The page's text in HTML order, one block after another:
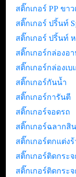
สติ๊กเกอร์ PP ขา
สติ๊กเกอร์ ปริ้นท์
สติ๊กเกอร์ ปริ้นท์
สติ๊กเกอร์กล่องอ
สติ๊กเกอร์กล่องเบ
สติ๊กเกอร์กันน้ำ
สติ๊กเกอร์การันตี
สติ๊กเกอร์จอดรถ
สติ๊กเกอร์ฉลากสิ
สติ๊กเกอร์ตกแต่ง
สติ๊กเกอร์ติดกระ
สติ๊กเกอร์ติดกระ